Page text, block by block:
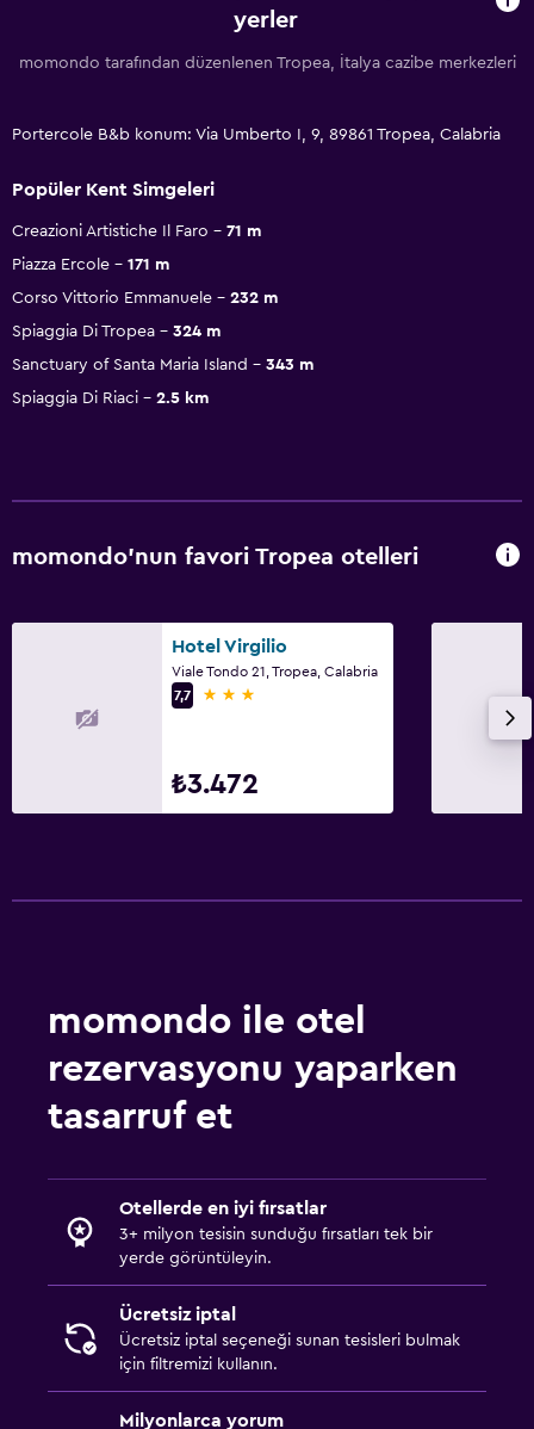
yerler
momondo tarafından düzenlenen Tropea, İtalya cazibe merkezleri
Portercole B&b konum: Via Umberto I, 9, 89861 Tropea, Calabria
Popüler Kent Simgeleri
Creazioni Artistiche Il Faro
71 m
Piazza Ercole
171 m
Corso Vittorio Emmanuele
232 m
Spiaggia Di Tropea
324 m
Sanctuary of Santa Maria Island
343 m
Spiaggia Di Riaci
2.5 km
momondo'nun favori Tropea otelleri
Hotel Virgilio
Viale Tondo 21, Tropea, Calabria
7,7
3 yıldız
₺3.472
momondo ile otel
rezervasyonu yaparken
tasarruf et
Otellerde en iyi fırsatlar
3+ milyon tesisin sunduğu fırsatları tek bir
yerde görüntüleyin.
Ücretsiz iptal
Ücretsiz iptal seçeneği sunan tesisleri bulmak
için filtremizi kullanın.
Milyonlarca yorum